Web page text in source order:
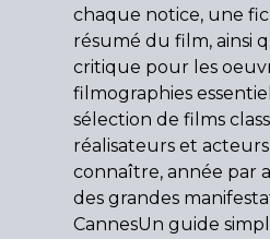
chaque notice, une
résumé du film, ainsi
critique pour les
filmographies
sélection de films
réalisateurs et
connaître, année par
des grandes
CannesUn guide